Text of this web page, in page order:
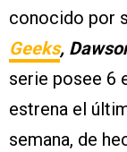
conocido por
Geeks,
serie posee 6
estrena el
semana, de